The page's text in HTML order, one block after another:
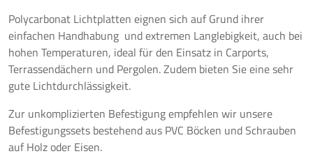
Polycarbonat Lichtplatten eignen sich auf Grund ihrer
einfachen Handhabung und extremen Langlebigkeit, auch bei
hohen Temperaturen, ideal für den Einsatz in Carports,
Terrassendächern und Pergolen. Zudem bieten Sie eine sehr
gute Lichtdurchlässigkeit.
Zur unkomplizierten Befestigung empfehlen wir unsere
Befestigungssets bestehend aus PVC Böcken und Schrauben
auf Holz oder Eisen.